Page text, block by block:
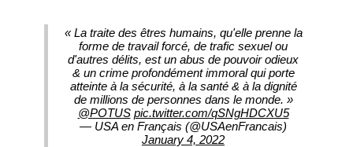
« La traite des êtres humains, qu'elle prenne la
forme de travail forcé, de trafic sexuel ou
d'autres délits, est un abus de pouvoir odieux
& un crime profondément immoral qui porte
atteinte à la sécurité, à la santé & à la dignité
de millions de personnes dans le monde. »
@POTUS pic.twitter.com/qSNgHDCXU5
— USA en Français (@USAenFrancais)
January 4, 2022